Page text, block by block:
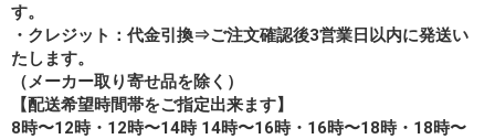
す。
・クレジット：代金引換⇒ご注文確認後3営業日以内に発送い
たします。
（メーカー取り寄せ品を除く）
【配送希望時間帯をご指定出来ます】
8時〜12時・12時〜14時 14時〜16時・16時〜18時・18時〜